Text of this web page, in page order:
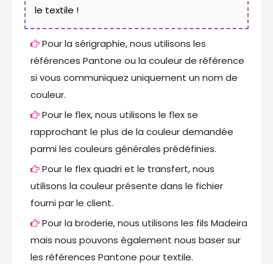
le textile !
Pour la sérigraphie, nous utilisons les
références Pantone ou la couleur de référence
si vous communiquez uniquement un nom de
couleur.
Pour le flex, nous utilisons le flex se
rapprochant le plus de la couleur demandée
parmi les couleurs générales prédéfinies.
Pour le flex quadri et le transfert, nous
utilisons la couleur présente dans le fichier
fourni par le client.
Pour la broderie, nous utilisons les fils Madeira
mais nous pouvons également nous baser sur
les références Pantone pour textile.